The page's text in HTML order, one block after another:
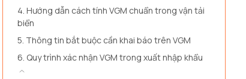
4. Hướng dẫn cách tính VGM chuẩn trong vận tải
biển
5. Thông tin bắt buộc cần khai báo trên VGM
6. Quy trình xác nhận VGM trong xuất nhập khẩu